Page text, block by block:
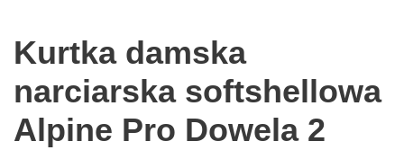
Kurtka damska
narciarska softshellowa
Alpine Pro Dowela 2